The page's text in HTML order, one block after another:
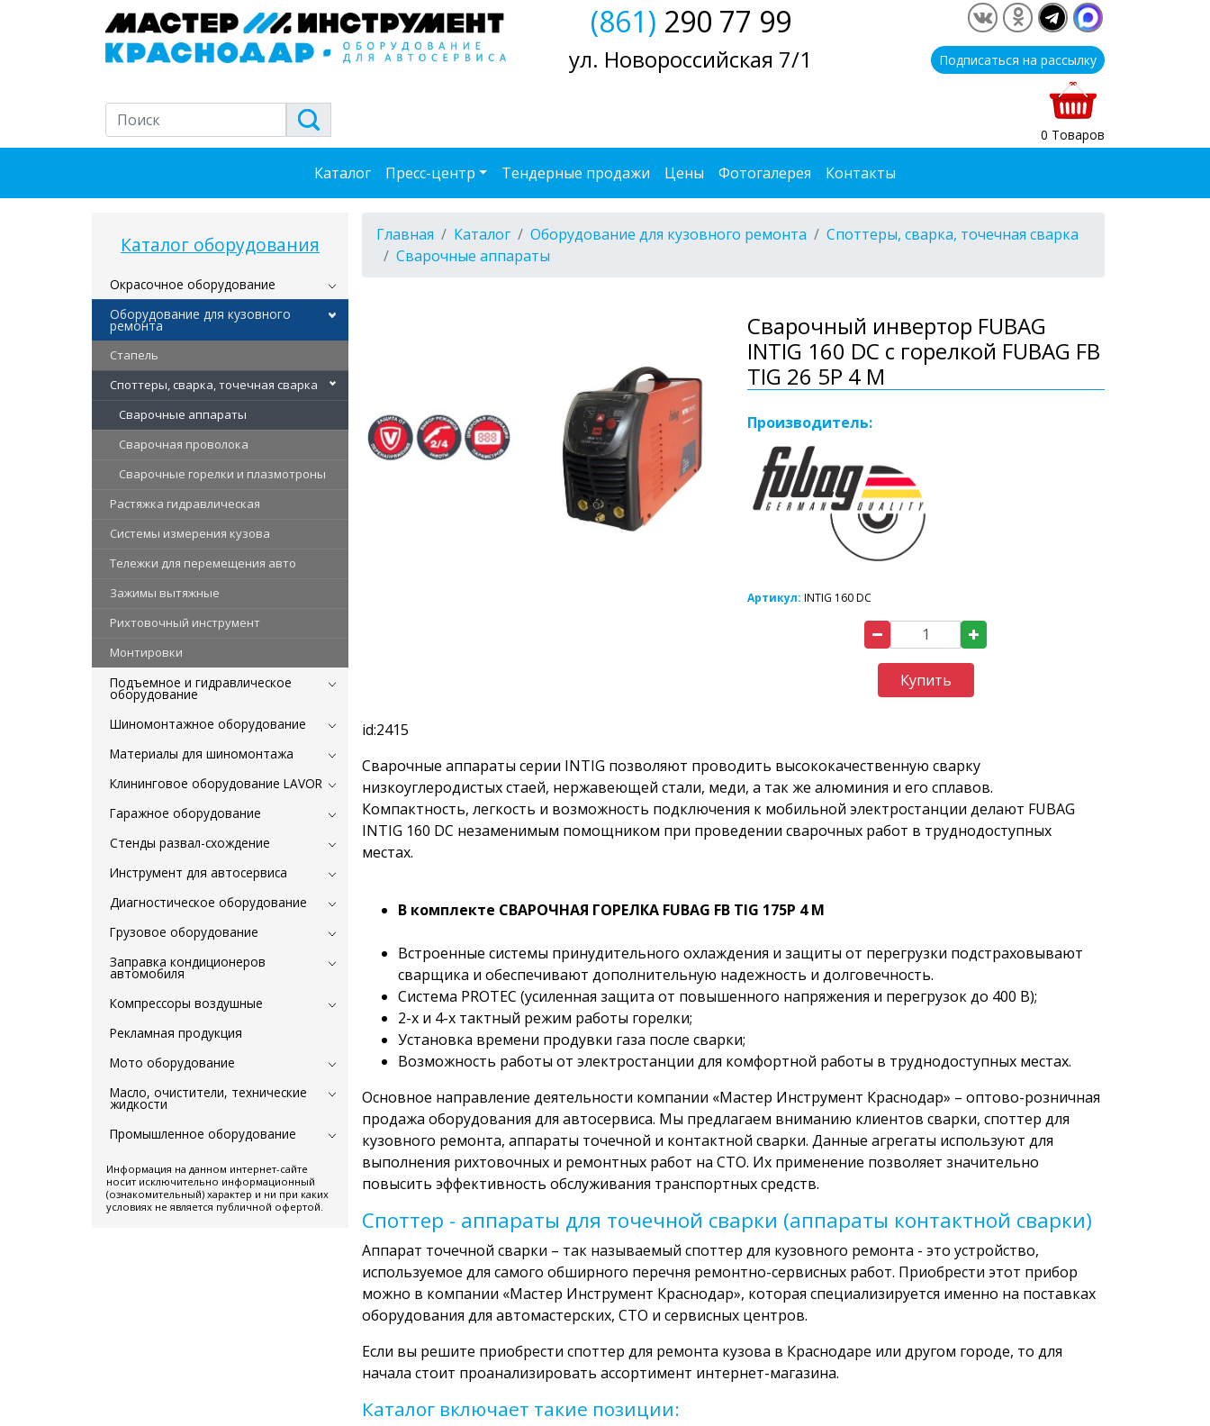
(861) 290 77 99
ул. Новороссийская 7/1 Подписаться на рассылку
0 Товаров
Каталог Пресс-центр Тендерные продажи Цены Фотогалерея Контакты
Каталог оборудования
Окрасочное оборудование
Оборудование для кузовного
ремонта
Стапель
Споттеры, сварка, точечная сварка
Сварочные аппараты
Сварочная проволока
Сварочные горелки и плазмотроны
Растяжка гидравлическая
Системы измерения кузова
Тележки для перемещения авто
Зажимы вытяжные
Рихтовочный инструмент
Монтировки
Подъемное и гидравлическое
оборудование
Шиномонтажное оборудование
Материалы для шиномонтажа
Клининговое оборудование LAVOR
Гаражное оборудование
Стенды развал-схождение
Инструмент для автосервиса
Диагностическое оборудование
Грузовое оборудование
Заправка кондиционеров
автомобиля
Компрессоры воздушные
Рекламная продукция
Мото оборудование
Масло, очистители, технические
жидкости
Промышленное оборудование
Информация на данном интернет-сайте
носит исключительно информационный
(ознакомительный) характер и ни при каких
условиях не является публичной офертой.
Главная Каталог Оборудование для кузовного ремонта
Споттеры, сварка, точечная сварка
Сварочные аппараты
Сварочный инвертор FUBAG
INTIG 160 DC с горелкой FUBAG FB
TIG 26 5P 4 М
Производитель:
Артикул: INTIG 160 DC
Купить
id:2415
Сварочные аппараты серии INTIG позволяют проводить высококачественную сварку
низкоуглеродистых стаей, нержавеющей стали, меди, а так же алюминия и его сплавов.
Компактность, легкость и возможность подключения к мобильной электростанции делают FUBAG
INTIG 160 DC незаменимым помощником при проведении сварочных работ в труднодоступных
местах.
В комплекте СВАРОЧНАЯ ГОРЕЛКА FUBAG FB TIG 175P 4 М
Встроенные системы принудительного охлаждения и защиты от перегрузки подстраховывают
сварщика и обеспечивают дополнительную надежность и долговечность.
Система PROTEC (усиленная защита от повышенного напряжения и перегрузок до 400 В);
2-х и 4-х тактный режим работы горелки;
Установка времени продувки газа после сварки;
Возможность работы от электростанции для комфортной работы в труднодоступных местах.
Основное направление деятельности компании «Мастер Инструмент Краснодар» – оптово-розничная
продажа оборудования для автосервиса. Мы предлагаем вниманию клиентов сварки, споттер для
кузовного ремонта, аппараты точечной и контактной сварки. Данные агрегаты используют для
выполнения рихтовочных и ремонтных работ на СТО. Их применение позволяет значительно
повысить эффективность обслуживания транспортных средств.
Споттер - аппараты для точечной сварки (аппараты контактной сварки)
Аппарат точечной сварки – так называемый споттер для кузовного ремонта - это устройство,
используемое для самого обширного перечня ремонтно-сервисных работ. Приобрести этот прибор
можно в компании «Мастер Инструмент Краснодар», которая специализируется именно на поставках
оборудования для автомастерских, СТО и сервисных центров.
Если вы решите приобрести споттер для ремонта кузова в Краснодаре или другом городе, то для
начала стоит проанализировать ассортимент интернет-магазина.
Каталог включает такие позиции: